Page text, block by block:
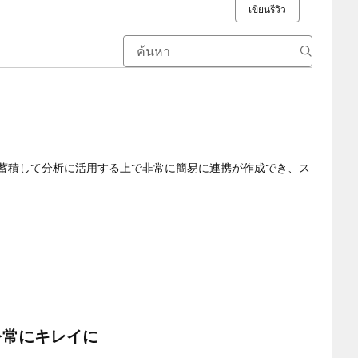
เขียนรีวิว
して分析に活用する上で非常に簡易に連携が作成でき、ス
にキレイに